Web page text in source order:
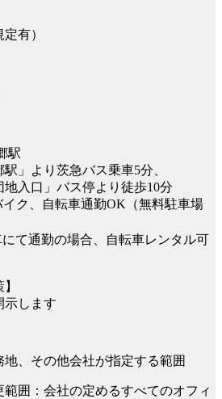
有）
駅
駅」より茨急バス乗車5分、
入口」バス停より徒歩10分
ク、自転車通勤OK（無料駐車場
て通勤の場合、自転車レンタル可
示します
地、その他会社が指定する範囲
範囲：会社の定めるすべてのオフィ